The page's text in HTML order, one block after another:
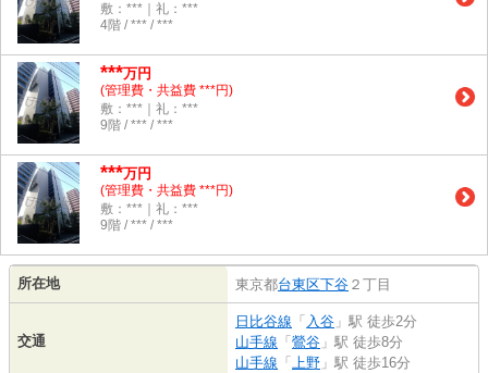
敷：***｜礼：***
4階 / *** / ***
***万円
(管理費・共益費 ***円)
敷：***｜礼：***
9階 / *** / ***
***万円
(管理費・共益費 ***円)
敷：***｜礼：***
9階 / *** / ***
所在地 東京都台東区下谷 ２丁目
交通
日比谷線 「 入谷 」駅 徒歩2分
山手線 「 鶯谷 」駅 徒歩8分
山手線 「 上野 」駅 徒歩16分